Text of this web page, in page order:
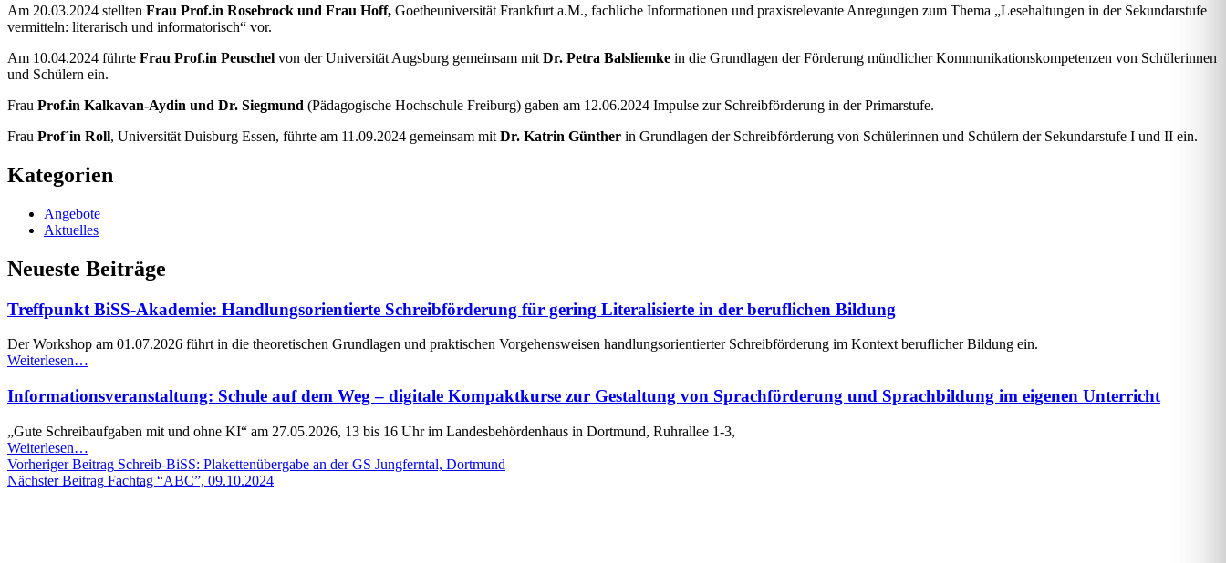
Am 20.03.2024 stellten Frau Prof.in Rosebrock und Frau Hoff, Goetheuniversität Frankfurt a.M., fachliche Informationen und praxisrelevante Anregungen zum Thema „Lesehaltungen in der Sekundarstufe
vermitteln: literarisch und informatorisch“ vor.
Am 10.04.2024 führte Frau Prof.in Peuschel von der Universität Augsburg gemeinsam mit Dr. Petra Balsliemke in die Grundlagen der Förderung mündlicher Kommunikationskompetenzen von Schülerinnen
und Schülern ein.
Frau Prof.in Kalkavan-Aydin und Dr. Siegmund (Pädagogische Hochschule Freiburg) gaben am 12.06.2024 Impulse zur Schreibförderung in der Primarstufe.
Frau Prof´in Roll, Universität Duisburg Essen, führte am 11.09.2024 gemeinsam mit Dr. Katrin Günther in Grundlagen der Schreibförderung von Schülerinnen und Schülern der Sekundarstufe I und II ein.
Kategorien
Angebote
Aktuelles
Neueste Beiträge
Treffpunkt BiSS-Akademie: Handlungsorientierte Schreibförderung für gering Literalisierte in der beruflichen Bildung
Der Workshop am 01.07.2026 führt in die theoretischen Grundlagen und praktischen Vorgehensweisen handlungsorientierter Schreibförderung im Kontext beruflicher Bildung ein.
Weiterlesen“Treffpunkt
Akademie:
Handlungsorientierte
Schreibförderung
für
gering
Literalisierte
in
…
Informationsveranstaltung: Schule auf dem Weg – digitale Kompaktkurse zur Gestaltung von Sprachförderung und Sprachbildung im eigenen Unterricht
„Gute Schreibaufgaben mit und ohne KI“ am 27.05.2026, 13 bis 16 Uhr im Landesbehördenhaus in Dortmund, Ruhrallee 1-3,
Weiterlesen
Schule
auf
…
Beitrags-
Navigation
Vorheriger Beitrag Schreib-BiSS: Plakettenübergabe an der GS Jungferntal, Dortmund
Nächster Beitrag Fachtag “ABC”, 09.10.2024